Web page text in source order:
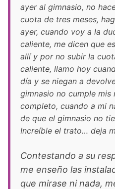
ayer al gimnasio, no
cuota de tres meses,
ayer, cuando voy a la
caliente, me dicen que
allí y por no subir la
caliente, llamo hoy
día y se niegan a
gimnasio no cumple mis
completo, cuando a mi
de que el gimnasio no
Increíble el trato… deja
Contestando a su
me enseño las
que mirase ni nada,